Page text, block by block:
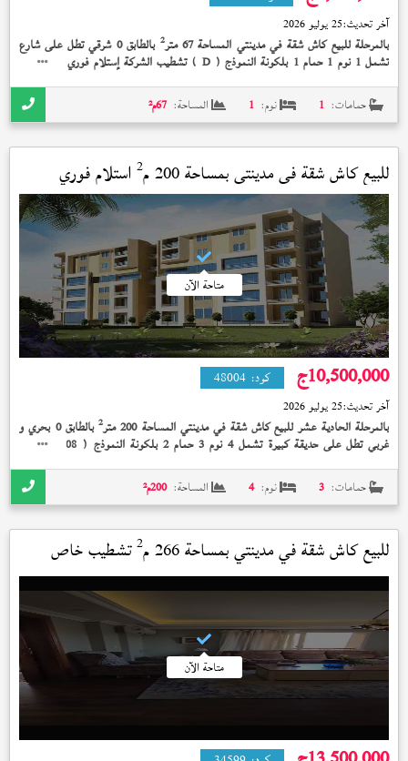
آخر تحديث:25 يوليو 2026
بالمرحلة للبيع كاش شقة في مدينتي المساحة 67 متر 2 بالطابق 0 شرقي تطل على شارع
تشمل 1 نوم 1 حمام 1 بلكونة النموذج ( D ) تشطيب الشركة إستلام فوري 4,700,000
حمامات: 1 نوم: 1 المساحة: 67م²
للبيع كاش شقة فيمدينتيبمساحة 200 م 2 استلام فوري
متاحة الآن
10,500,000ج كود: 48004
آخر تحديث:25 يوليو 2026
بالمرحلة الحادية عشر للبيع كاش شقة في مدينتي المساحة 200 متر 2 بالطابق 0 بحري و
غربي تطل على حديقة كبيرة تشمل 4 نوم 3 حمام 2 بلكونة النموذج ( 08 ) تشطيب
حمامات: 3 نوم: 4 المساحة: 200م²
للبيع كاش شقة فيمدينتيبمساحة 266 م 2تشطيب خاص
استلام فوري
متاحة الآن